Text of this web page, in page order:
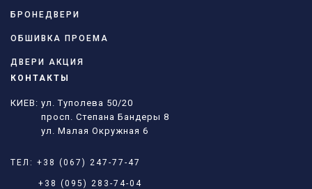
БРОНЕДВЕРИ
ОБШИВКА ПРОЕМА
ДВЕРИ АКЦИЯ
КОНТАКТЫ
КИЕВ: ул. Туполева 50/20
просп. Степана Бандеры 8
ул. Малая Окружная 6
ТЕЛ: +38 (067) 247-77-47
+38 (095) 283-74-04